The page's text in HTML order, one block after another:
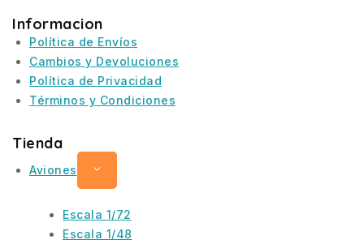
Informacion
Política de Envíos
Cambios y Devoluciones
Política de Privacidad
Términos y Condiciones
Tienda
Aviones
Escala 1/72
Escala 1/48